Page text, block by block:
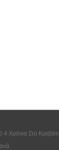
4 Χρόνια Στο Κρεβάτι